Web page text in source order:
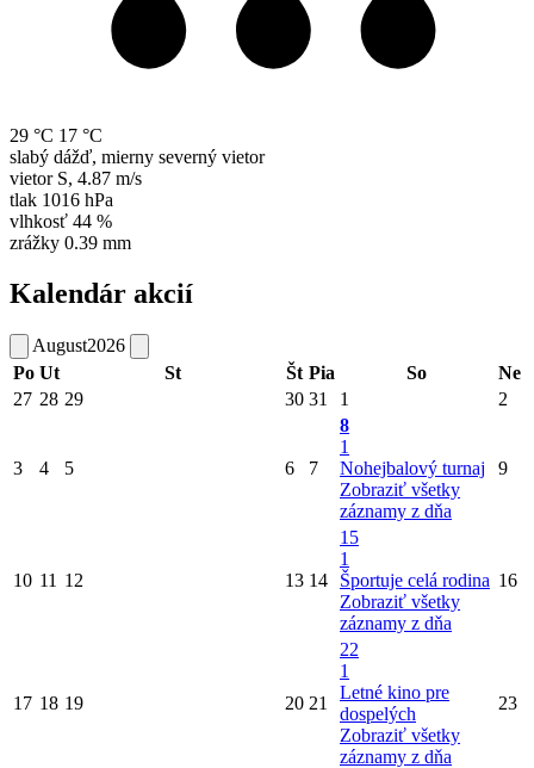
29 °C 17 °C
slabý dážď, mierny severný vietor
vietor S, 4.87 m/s
tlak 1016 hPa
vlhkosť 44 %
zrážky 0.39 mm
Kalendár akcií
August2026
Po Ut St Št Pia So
Ne
27 28 29 30 31 1 2
3 4 5 6 7
8
1
Nohejbalový turnaj
Zobraziť všetky
záznamy z dňa
9
10 11 12 13 14
15
1
Športuje celá rodina
Zobraziť všetky
záznamy z dňa
16
17 18 19 20 21
22
1
Letné kino pre
dospelých
Zobraziť všetky
záznamy z dňa
23